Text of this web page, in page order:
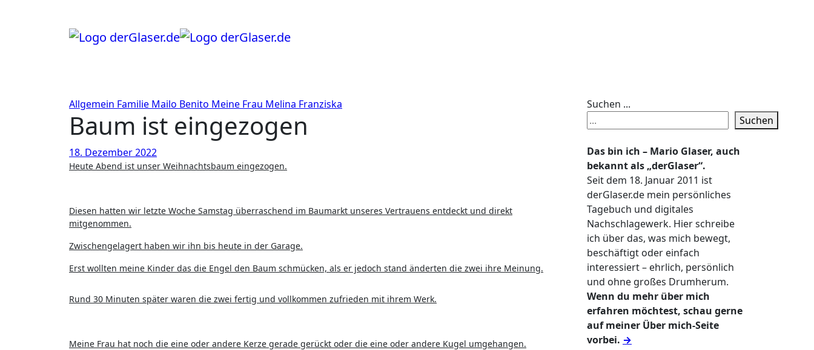
Allgemein Familie Mailo Benito Meine Frau Melina Franziska
Baum ist eingezogen
18. Dezember 2022
Heute Abend ist unser Weihnachtsbaum eingezogen.
Diesen hatten wir letzte Woche Samstag überraschend im Baumarkt unseres Vertrauens entdeckt und direkt
mitgenommen.
Zwischengelagert haben wir ihn bis heute in der Garage.
Erst wollten meine Kinder das die Engel den Baum schmücken, als er jedoch stand änderten die zwei ihre Meinung.
Rund 30 Minuten später waren die zwei fertig und vollkommen zufrieden mit ihrem Werk.
Meine Frau hat noch die eine oder andere Kerze gerade gerückt oder die eine oder andere Kugel umgehangen.
Suchen ...
Suchen
Das bin ich – Mario Glaser, auch
bekannt als „derGlaser“.
Seit dem 18. Januar 2011 ist
derGlaser.de mein persönliches
Tagebuch und digitales
Nachschlagewerk. Hier schreibe
ich über das, was mich bewegt,
beschäftigt oder einfach
interessiert – ehrlich, persönlich
und ohne großes Drumherum.
Wenn du mehr über mich
erfahren möchtest, schau gerne
auf meiner Über mich-Seite
vorbei. →